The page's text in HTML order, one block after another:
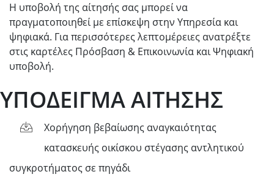
Η υποβολή της αίτησής σας μπορεί να
πραγματοποιηθεί με επίσκεψη στην Υπηρεσία και
ψηφιακά. Για περισσότερες λεπτομέρειες ανατρέξτε
στις καρτέλες Πρόσβαση & Επικοινωνία και Ψηφιακή
υποβολή.
ΥΠΟΔΕΙΓΜΑ ΑΙΤΗΣΗΣ
Χορήγηση βεβαίωσης αναγκαιότητας
κατασκευής οικίσκου στέγασης αντλητικού
συγκροτήματος σε πηγάδι